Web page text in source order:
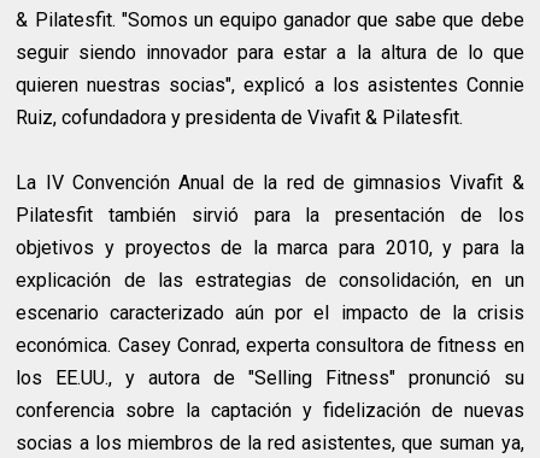
& Pilatesfit. "Somos un equipo ganador que sabe que debe
seguir siendo innovador para estar a la altura de lo que
quieren nuestras socias", explicó a los asistentes Connie
Ruiz, cofundadora y presidenta de Vivafit & Pilatesfit.
La IV Convención Anual de la red de gimnasios Vivafit &
Pilatesfit también sirvió para la presentación de los
objetivos y proyectos de la marca para 2010, y para la
explicación de las estrategias de consolidación, en un
escenario caracterizado aún por el impacto de la crisis
económica. Casey Conrad, experta consultora de fitness en
los EE.UU., y autora de "Selling Fitness" pronunció su
conferencia sobre la captación y fidelización de nuevas
socias a los miembros de la red asistentes, que suman ya,